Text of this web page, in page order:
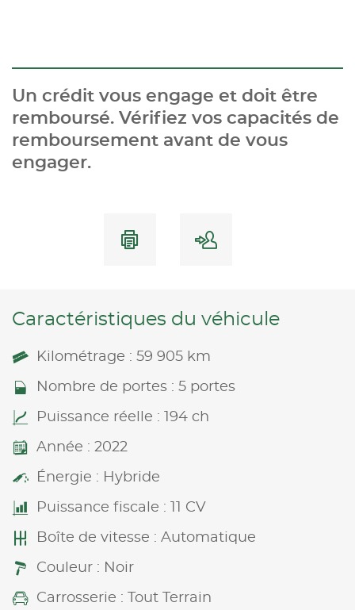
Un crédit vous engage et doit être
remboursé. Vérifiez vos capacités de
remboursement avant de vous
engager.
Caractéristiques du véhicule
Kilométrage : 59 905 km
Nombre de portes : 5 portes
Puissance réelle : 194 ch
Année : 2022
Énergie : Hybride
Puissance fiscale : 11 CV
Boîte de vitesse : Automatique
Couleur : Noir
Carrosserie : Tout Terrain